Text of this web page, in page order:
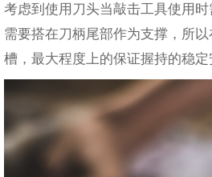
考虑到使用刀头当敲击工具使用
需要搭在刀柄尾部作为支撑，所
槽，最大程度上的保证握持的稳定